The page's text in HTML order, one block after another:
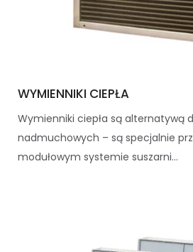
WYMIENNIKI CIEPŁA
Wymienniki ciepła są alternatywą
nadmuchowych – są specjalnie
modułowym systemie suszarni...